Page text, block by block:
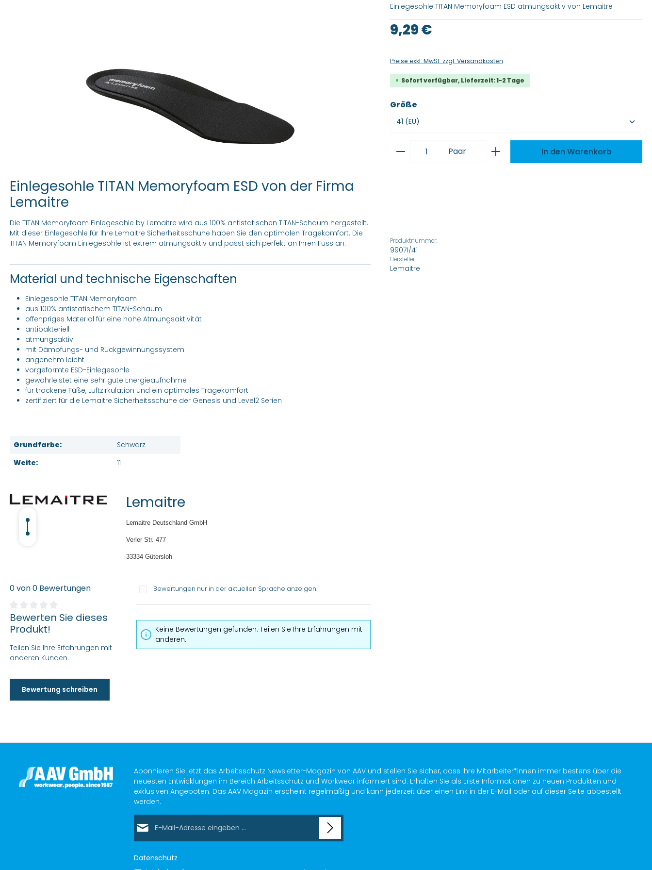
Einlegesohle TITAN Memoryfoam ESD atmungsaktiv von Lemaitre
Regulärer Preis:
9,29 €
Preise exkl. MwSt. zzgl. Versandkosten
Sofort verfügbar, Lieferzeit: 1-2 Tage
Größe
Produkt Anzahl: Gib den gewünschten
Paar In den Warenkorb
Produktnummer:
99071/41
Hersteller:
Lemaitre
Einlegesohle TITAN Memoryfoam ESD von der Firma
Lemaitre
Die TITAN Memoryfoam Einlegesohle by Lemaitre wird aus 100% antistatischen TITAN-Schaum hergestellt.
Mit dieser Einlegesohle für Ihre Lemaitre Sicherheitsschuhe haben Sie den optimalen Tragekomfort. Die
TITAN Memoryfoam Einlegesohle ist extrem atmungsaktiv und passt sich perfekt an Ihren Fuss an.
Material und technische Eigenschaften
Einlegesohle TITAN Memoryfoam
aus 100% antistatischem TITAN-Schaum
offenpriges Material für eine hohe Atmungsaktivität
antibakteriell
atmungsaktiv
mit Dämpfungs- und Rückgewinnungssystem
angenehm leicht
vorgeformte ESD-Einlegesohle
gewährleistet eine sehr gute Energieaufnahme
für trockene Füße, Luftzirkulation und ein optimales Tragekomfort
zertifiziert für die Lemaitre Sicherheitsschuhe der Genesis und Level2 Serien
Grundfarbe:
Schwarz
Weite:
11
Lemaitre
Lemaitre Deutschland GmbH
Verler Str. 477
33334 Gütersloh
0 von 0 Bewertungen
Durchschnittliche Bewertung von 0 von 5 Sternen
Bewerten Sie dieses
Produkt!
Teilen Sie Ihre Erfahrungen mit
anderen Kunden.
Bewertung schreiben
Bewertungen nur in der aktuellen Sprache anzeigen.
Keine Bewertungen gefunden. Teilen Sie Ihre Erfahrungen mit
anderen.
Abonnieren Sie jetzt das Arbeitsschutz Newsletter-Magazin von AAV und stellen Sie sicher, dass Ihre Mitarbeiter*innen immer bestens über die
neuesten Entwicklungen im Bereich Arbeitsschutz und Workwear informiert sind. Erhalten Sie als Erste Informationen zu neuen Produkten und
exklusiven Angeboten. Das AAV Magazin erscheint regelmäßig und kann jederzeit über einen Link in der E-Mail oder auf dieser Seite abbestellt
werden.
Datenschutz